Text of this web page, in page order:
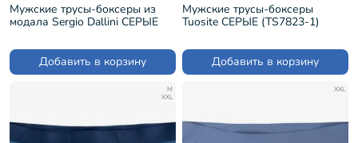
Мужские трусы-боксеры из
модала Sergio Dallini СЕРЫЕ
Добавить в корзину
Мужские трусы-боксеры
Tuosite СЕРЫЕ (TS7823-1)
Добавить в корзину
M
XXL
XXL